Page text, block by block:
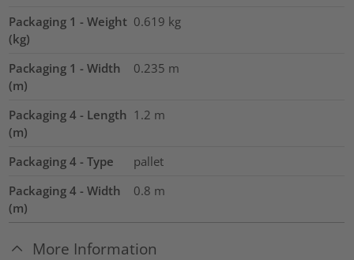
Packaging 1 - Weight
(kg)
0.619 kg
Packaging 1 - Width
(m)
0.235 m
Packaging 4 - Length
(m)
1.2 m
Packaging 4 - Type
pallet
Packaging 4 - Width
(m)
0.8 m
More Information